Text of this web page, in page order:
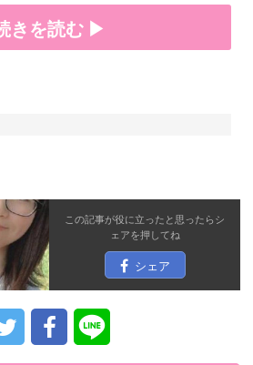
きを読む ▶
この記事が役に立ったと思ったらシ
ェアを押してね
シェア